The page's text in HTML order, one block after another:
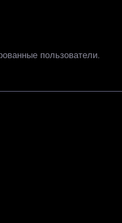
пользователи.